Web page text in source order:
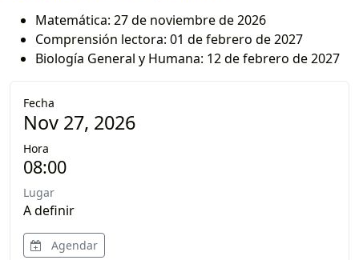
Matemática: 27 de noviembre de 2026
Comprensión lectora: 01 de febrero de 2027
Biología General y Humana: 12 de febrero de 2027
Fecha
Nov 27, 2026
Hora
08:00
Lugar
A definir
Agendar